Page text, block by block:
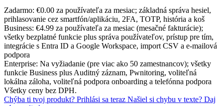
Zadarmo: €0.00 za používateľa za mesiac; základná správa hesiel,
prihlasovanie cez smartfón/aplikáciu, 2FA, TOTP, história a koš
Business: €4.99 za používateľa za mesiac (mesačné fakturácie);
všetky bezplatné funkcie plus správa používateľov, prístup pre tím,
integrácie s Entra ID a Google Workspace, import CSV a e-mailová
podpora
Enterprise: Na vyžiadanie (pre viac ako 50 zamestnancov); všetky
funkcie Business plus Auditný záznam, Pwnitoring, voliteľná
lokálna záloha, voliteľná podpora onboarding a telefónna podpora
Všetky ceny bez DPH.
Chýba ti tvoj produkt? Prihlási sa teraz Našiel si chybu v texte? Daj